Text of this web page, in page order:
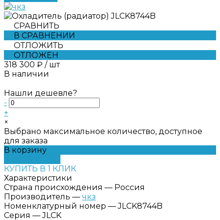
СРАВНИТЬ
В СРАВНЕНИИ
ОТЛОЖИТЬ
ОТЛОЖЕН
318 300 ₽ / шт
В наличии
Нашли дешевле?
-
+
×
Выбрано максимальное количество, доступное
для заказа
В корзину
КУПИТЬ В 1 КЛИК
Характеристики
Страна происхождения — Россия
Производитель — чкз
Номенклатурный номер — JLCK8744B
Серия — JLCK